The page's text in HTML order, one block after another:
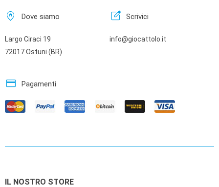
home_pin Dove siamo
Largo Ciraci 19
72017 Ostuni (BR)
edit_square Scrivici
info@giocattolo.it
credit_card Pagamenti
IL NOSTRO STORE